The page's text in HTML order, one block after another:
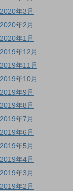
2020年3月
2020年2月
2020年1月
2019年12月
2019年11月
2019年10月
2019年9月
2019年8月
2019年7月
2019年6月
2019年5月
2019年4月
2019年3月
2019年2月